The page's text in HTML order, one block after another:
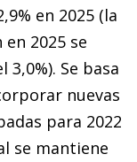
en 2025 (la
2025 se
Se basa
nuevas
para 2022
se mantiene